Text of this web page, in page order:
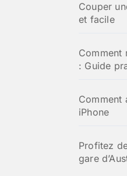
Couper
et facile
Comment
: Guide
Comment
iPhone
Profitez
gare